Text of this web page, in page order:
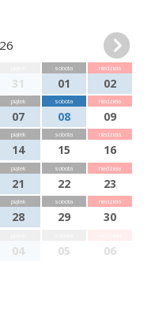
31
sobota
01
niedziela
02
piątek
07
sobota
08
niedziela
09
piątek
14
sobota
15
niedziela
16
piątek
21
sobota
22
niedziela
23
piątek
28
sobota
29
niedziela
30
04 05 06